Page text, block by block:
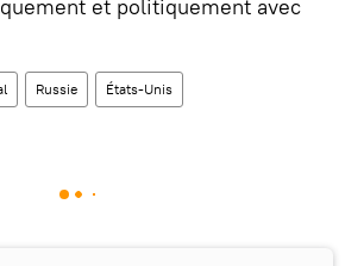
et politiquement avec
Russie États-Unis